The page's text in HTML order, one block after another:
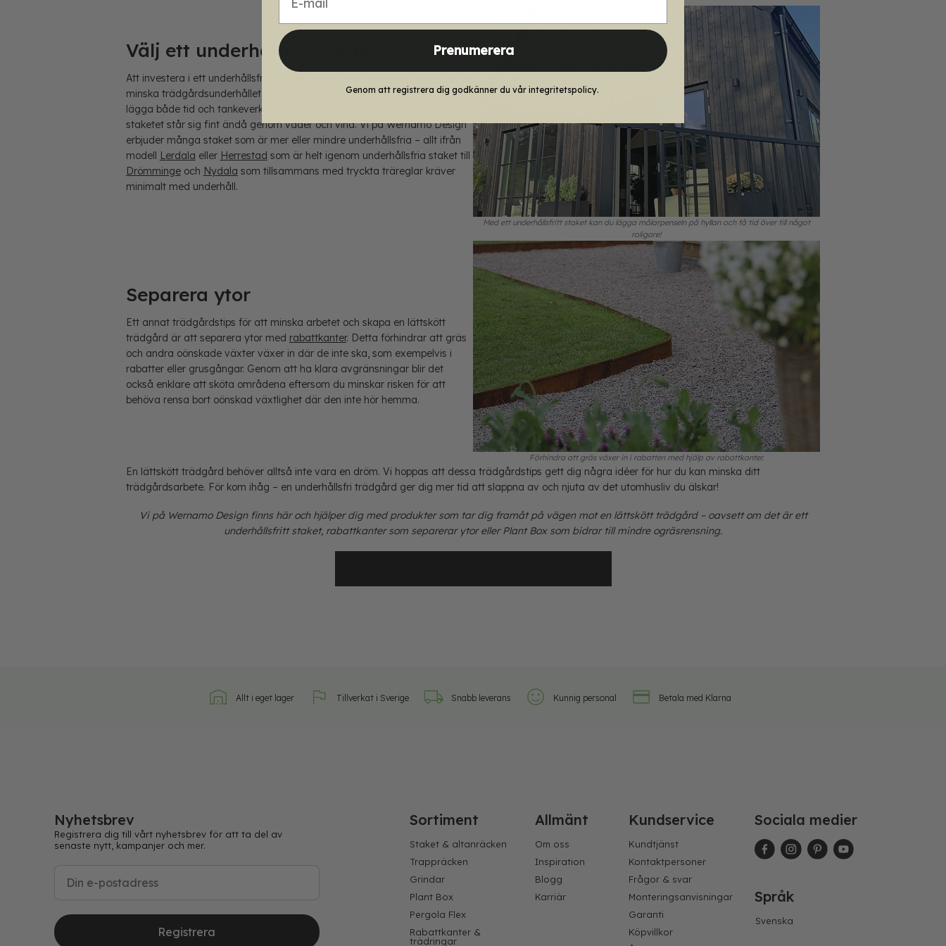
Välj ett underhållsfritt staket
Att investera i ett underhållsfritt staket är en annan utmärkt strategi för att
minska trädgårdsunderhållet. Med ett underhållsfritt staket slipper du
lägga både tid och tankeverksamhet på tråkigt underhållsarbete –
staketet står sig fint ändå genom väder och vind. Vi på Wernamo Design
erbjuder många staket som är mer eller mindre underhållsfria – allt ifrån
modell Lerdala eller Herrestad som är helt igenom underhållsfria staket till
Drömmingeoch Nydala som tillsammans med tryckta träreglar kräver
minimalt med underhåll.
Med ett underhållsfritt staket kan du lägga målarpenseln på hyllan och få tid över till något
roligare!
Separera ytor
Ett annat trädgårdstips för att minska arbetet och skapa en lättskött
trädgård är att separera ytor med rabattkanter. Detta förhindrar att gräs
och andra oönskade växter växer in där de inte ska, som exempelvis i
rabatter eller grusgångar. Genom att ha klara avgränsningar blir det
också enklare att sköta områdena eftersom du minskar risken för att
behöva rensa bort oönskad växtlighet där den inte hör hemma.
Förhindra att gräs växer in i rabatten med hjälp av rabattkanter.
En lättskött trädgård behöver alltså inte vara en dröm. Vi hoppas att dessa trädgårdstips gett dig några idéer för hur du kan minska ditt
trädgårdsarbete. För kom ihåg – en underhållsfri trädgård ger dig mer tid att slappna av och njuta av det utomhusliv du älskar!
Vi på Wernamo Design finns här och hjälper dig med produkter som tar dig framåt på vägen mot en lättskött trädgård – oavsett om det är ett
underhållsfritt staket, rabattkanter som separerar ytor eller Plant Box som bidrar till mindre ogräsrensning.
Allt i eget lager Tillverkat i Sverige Snabb leverans Kunnig personal Betala med Klarna
Nyhetsbrev
Registrera dig till vårt nyhetsbrev för att ta del av
senaste nytt, kampanjer och mer.
Registrera
Sortiment
Staket & altanräcken
Trappräcken
Grindar
Plant Box
Pergola Flex
Rabattkanter &
trädringar
Allmänt
Om oss
Inspiration
Blogg
Karriär
Kundservice
Kundtjänst
Kontaktpersoner
Frågor & svar
Monteringsanvisningar
Garanti
Köpvillkor
Sociala medier
Språk
Svenska
Prenumerera
Genom att registrera dig godkänner du vår integritetspolicy.